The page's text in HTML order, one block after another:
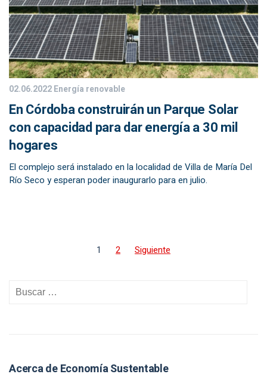
02.06.2022Energía renovable
En Córdoba construirán un Parque Solar
con capacidad para dar energía a 30 mil
hogares
El complejo será instalado en la localidad de Villa de María Del
Río Seco y esperan poder inaugurarlo para en julio.
1 2 Siguiente
Acerca de Economía Sustentable